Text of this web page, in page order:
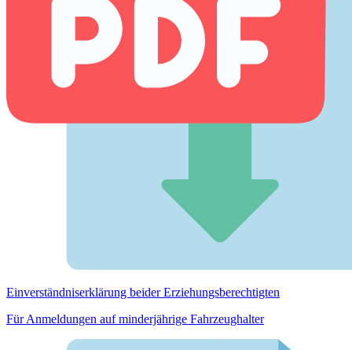
Einverständnis­erklärung beider Erziehungs­berechtigten
Für Anmeldungen auf minderjährige Fahrzeughalter